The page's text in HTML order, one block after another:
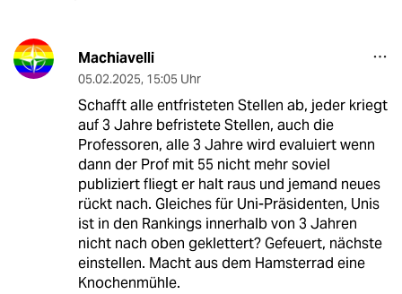
Machiavelli
05.02.2025, 15:05 Uhr
Schafft alle entfristeten Stellen ab, jeder kriegt
auf 3 Jahre befristete Stellen, auch die
Professoren, alle 3 Jahre wird evaluiert wenn
dann der Prof mit 55 nicht mehr soviel
publiziert fliegt er halt raus und jemand neues
rückt nach. Gleiches für Uni-Präsidenten, Unis
ist in den Rankings innerhalb von 3 Jahren
nicht nach oben geklettert? Gefeuert, nächste
einstellen. Macht aus dem Hamsterrad eine
Knochenmühle.